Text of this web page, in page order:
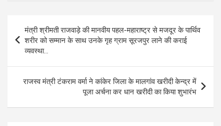
o
o
k
g
er
A
p
a
m
n
k
navigation
मंत्री श्रीमती राजवाड़े की मानवीय पहल-महाराष्ट्र से मजदूर के पार्थिव
शरीर को सम्मान के साथ उनके गृह ग्राम सूरजपुर लाने की कराई
व्यवस्था…
राजस्व मंत्री टंकराम वर्मा ने कांकेर जिला के मालगांव खरीदी केन्द्र में
पूजा अर्चना कर धान खरीदी का किया शुभारंभ